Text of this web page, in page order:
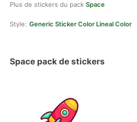
Plus de stickers du pack Space
Style: Generic Sticker Color Lineal Color
Space pack de stickers